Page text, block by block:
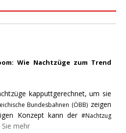
Wie Nachtzüge zum Trend
kapputtgerechnet, um sie
Bundesbahnen (ÖBB) zeigen
Konzept kann der #Nachtzug
Sie mehr